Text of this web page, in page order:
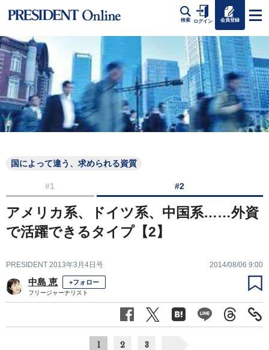
検索 ログイン 会員登録
国によって違う、求められる資質
#1 #2
アメリカ系、ドイツ系、中国系……外資
で活躍できるタイプ【2】
PRESIDENT 2013年3月4日号 2014/08/06 9:00
中島 恵 +フォロー
フリージャーナリスト
1 2 3